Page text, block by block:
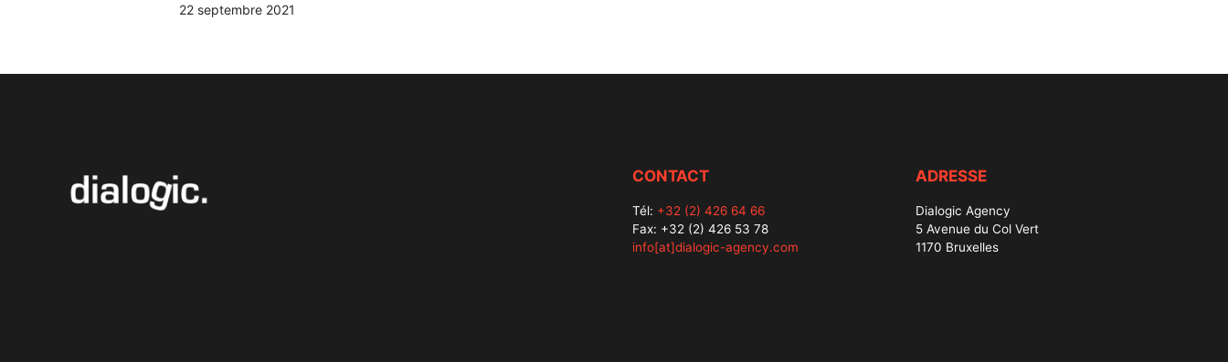
22 septembre 2021
CONTACT
Tél: +32 (2) 426 64 66
Fax: +32 (2) 426 53 78
info[at]dialogic-agency.com
ADRESSE
Dialogic Agency
5 Avenue du Col Vert
1170 Bruxelles